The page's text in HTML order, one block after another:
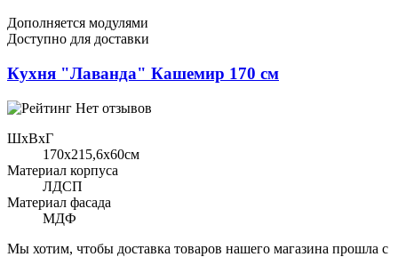
Дополняется модулями
Доступно для доставки
Кухня "Лаванда" Кашемир 170 см
Нет отзывов
ШхВхГ
170x215,6х60см
Материал корпуса
ЛДСП
Материал фасада
МДФ
Мы хотим, чтобы доставка товаров нашего магазина прошла с